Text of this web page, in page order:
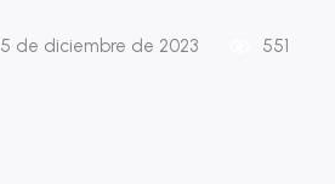
5 de diciembre de 2023 551